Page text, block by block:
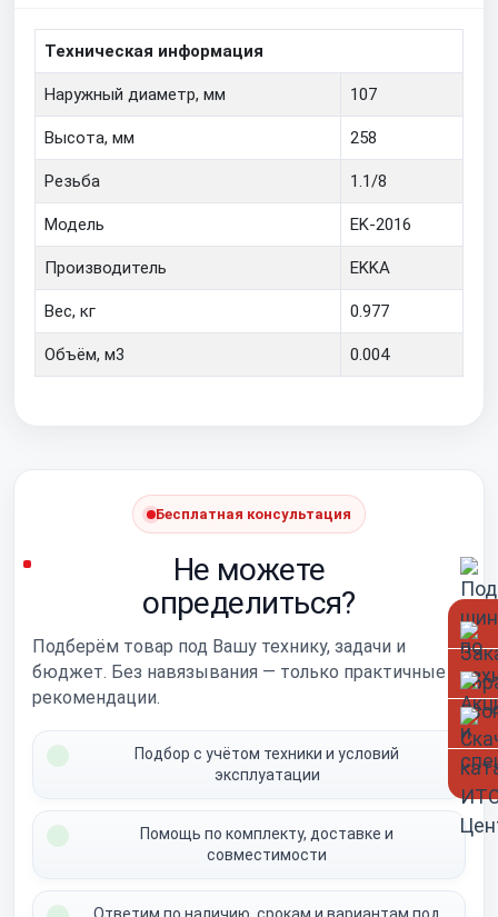
Техническая информация
Наружный диаметр, мм 107
Высота, мм 258
Резьба 1.1/8
Модель EK-2016
Производитель EKKA
Вес, кг 0.977
Объём, м3 0.004
Бесплатная консультация
Не можете
определиться?
Подберём товар под Вашу технику, задачи и
бюджет. Без навязывания — только практичные
рекомендации.
Подбор с учётом техники и условий
эксплуатации
Помощь по комплекту, доставке и
совместимости